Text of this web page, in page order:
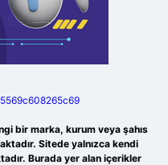
bir marka, kurum veya şahıs
Sitede yalnızca kendi
Burada yer alan içerikler